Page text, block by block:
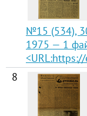
№15 (534),
1975 — 1
<URL:
8